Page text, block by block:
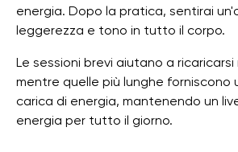
energia. Dopo la pratica, sentirai
leggerezza e tono in tutto il corpo.
Le sessioni brevi aiutano a
mentre quelle più lunghe forniscono
carica di energia, mantenendo un
energia per tutto il giorno.